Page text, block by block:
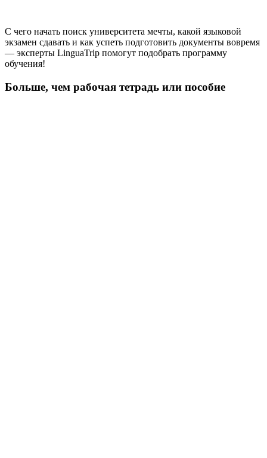
С чего начать поиск университета мечты, какой языковой
экзамен сдавать и как успеть подготовить документы вовремя
— эксперты LinguaTrip помогут подобрать программу
обучения!
Больше, чем рабочая тетрадь или пособие